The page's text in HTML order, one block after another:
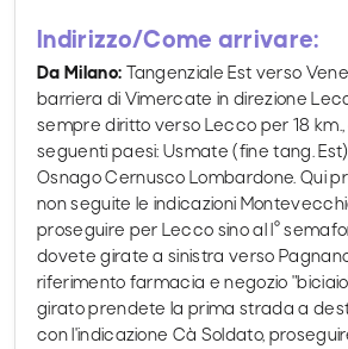
Indirizzo/Come arrivare:
Da Milano: Tangenziale Est verso
barriera di Vimercate in direzione
sempre diritto verso Lecco per 18
seguenti paesi: Usmate (fine tang.
Osnago Cernusco Lombardone. Qui
non seguite le indicazioni
proseguire per Lecco sino al I°
dovete girate a sinistra verso
riferimento farmacia e negozio
girato prendete la prima strada a
con l'indicazione Cà Soldato,